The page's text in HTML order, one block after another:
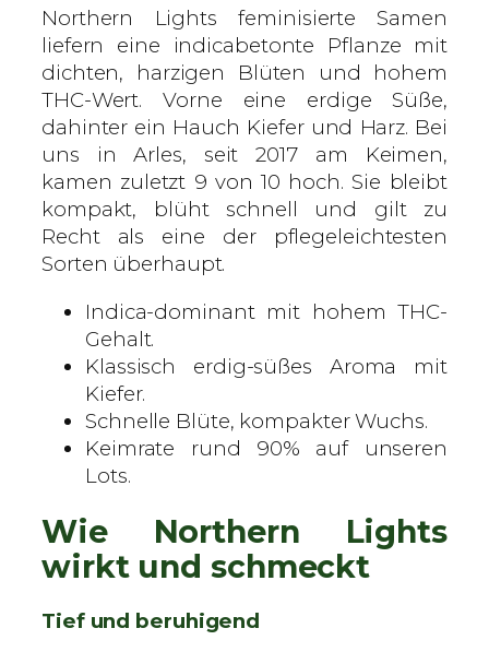
f
e
m
i
n
i
s
i
e
r
n
g
Northern Lights feminisierte Samen
liefern eine indicabetonte Pflanze mit
dichten, harzigen Blüten und hohem
THC-Wert. Vorne eine erdige Süße,
dahinter ein Hauch Kiefer und Harz. Bei
uns in Arles, seit 2017 am Keimen,
kamen zuletzt 9 von 10 hoch. Sie bleibt
kompakt, blüht schnell und gilt zu
Recht als eine der pflegeleichtesten
Sorten überhaupt.
Indica-dominant mit hohem THC-
Gehalt.
Klassisch erdig-süßes Aroma mit
Kiefer.
Schnelle Blüte, kompakter Wuchs.
Keimrate rund 90% auf unseren
Lots.
Wie Northern Lights
wirkt und schmeckt
Tief und beruhigend